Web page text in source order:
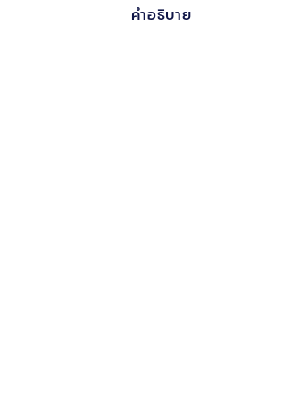
คำอธิบาย